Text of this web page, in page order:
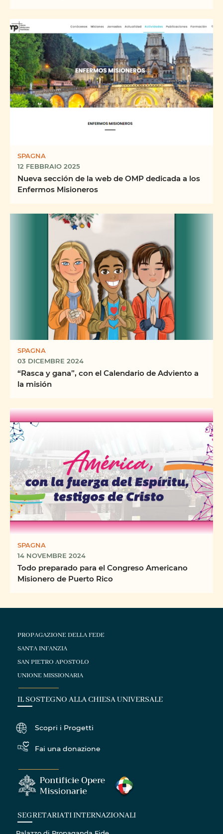
SPAGNA
12 FEBBRAIO 2025
Nueva sección de la web de OMP dedicada a los
Enfermos Misioneros
SPAGNA
03 DICEMBRE 2024
“Rasca y gana”, con el Calendario de Adviento a
la misión
SPAGNA
14 NOVEMBRE 2024
Todo preparado para el Congreso Americano
Misionero de Puerto Rico
PROPAGAZIONE DELLA FEDE
SANTA INFANZIA
SAN PIETRO APOSTOLO
UNIONE MISSIONARIA
IL SOSTEGNO ALLA CHIESA UNIVERSALE
Scopri i Progetti
Fai una donazione
SEGRETARIATI INTERNAZIONALI